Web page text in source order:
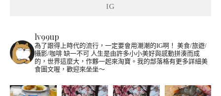
IG
lv99up
為了跟得上時代的流行，一定要會用潮潮的IG啊！ 美食/旅遊/
攝影/咖啡 缺一不可 人生是由許多小小美好與感動拼湊而成
的，世界這麼大，作夥一起來淘寶。我的部落格有更多詳細美
食圖文喔，歡迎來坐坐～